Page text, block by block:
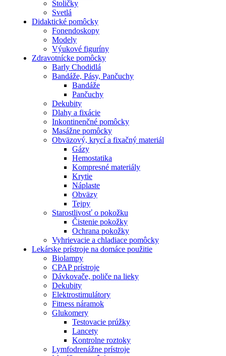
Stoličky
Svetlá
Didaktické pomôcky
Fonendoskopy
Modely
Výukové figuríny
Zdravotnícke pomôcky
Barly Chodidlá
Bandáže, Pásy, Pančuchy
Bandáže
Pančuchy
Dekubity
Dlahy a fixácie
Inkontinenčné pomôcky
Masážne pomôcky
Obväzový, krycí a fixačný materiál
Gázy
Hemostatika
Kompresné materiály
Krytie
Náplaste
Obväzy
Tejpy
Starostlivosť o pokožku
Čistenie pokožky
Ochrana pokožky
Vyhrievacie a chladiace pomôcky
Lekárske prístroje na domáce použitie
Biolampy
CPAP prístroje
Dávkovače, poliče na lieky
Dekubity
Elektrostimulátory
Fitness náramok
Glukomery
Testovacie prúžky
Lancety
Kontrolne roztoky
Lymfodrenážne prístroje